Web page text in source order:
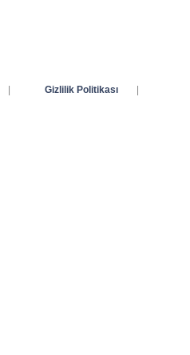
| Gizlilik Politikası
|